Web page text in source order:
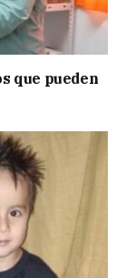
que pueden